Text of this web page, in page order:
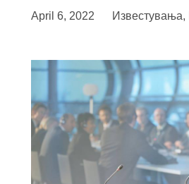
April 6, 2022 Известувања,